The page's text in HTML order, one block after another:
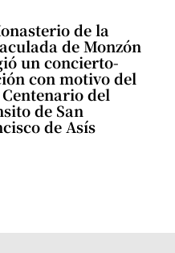
de la
de Monzón
un concierto-
con motivo del
del
de San
de Asís